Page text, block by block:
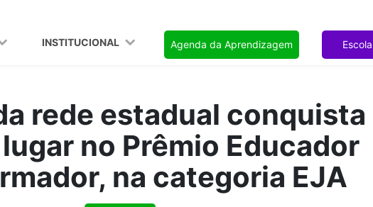
INSTITUCIONAL Agenda da Aprendizagem
rede estadual conquista
no Prêmio Educador
na categoria EJA